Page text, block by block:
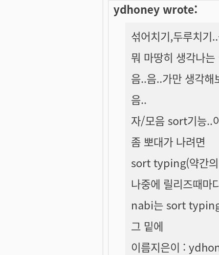
ydhoney wrote:
섞어치기,두루치기
뭐 마땅히 생각나
음..음..가만 생각해
음..
자/모음 sort기능..
좀 뽀대가 나려면
sort typing(약간의
나중에 릴리즈때마
nabi는 sort typing
그 밑에
이름지은이 :